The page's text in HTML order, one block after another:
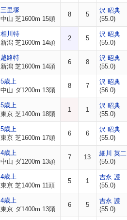
三里塚
中山 芝1600m 15頭
8 5
沢 昭典
(55.0)
相川特
新潟 芝1600m 14頭
2 5
沢 昭典
(55.0)
越路特
新潟 芝1600m 14頭
6 8
沢 昭典
(55.0)
5歳上
中山 ダ1200m 13頭
8 7
沢 昭典
(56.0)
5歳上
東京 芝1400m 18頭
1 1
沢 昭典
(55.0)
5歳上
東京 芝1600m 17頭
6 6
沢 昭典
(55.0)
4歳上
中山 ダ1200m 13頭
7 13
細川 英二
(55.0)
4歳上
東京 芝1400m 11頭
5 1
吉永 護
(55.0)
4歳上
東京 ダ1400m 13頭
6 5
吉永 護
(55.0)